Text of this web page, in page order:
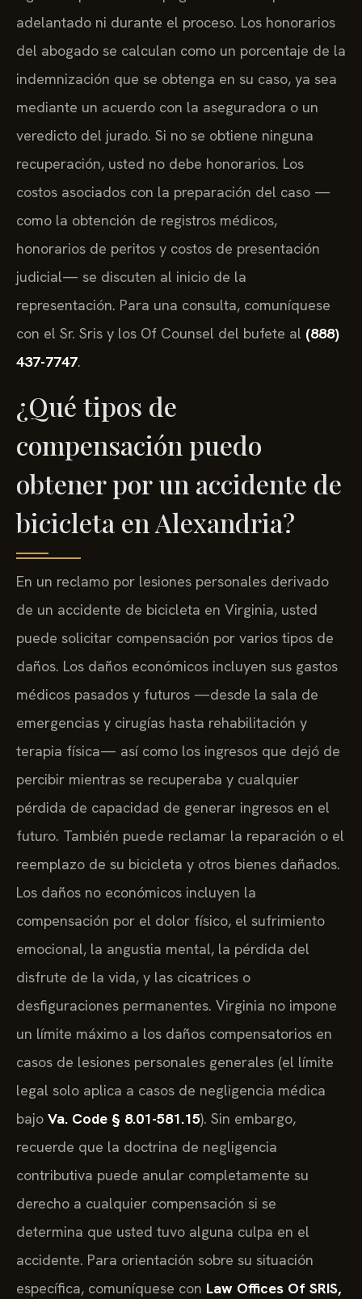
adelantado ni durante el proceso. Los honorarios
del abogado se calculan como un porcentaje de la
indemnización que se obtenga en su caso, ya sea
mediante un acuerdo con la aseguradora o un
veredicto del jurado. Si no se obtiene ninguna
recuperación, usted no debe honorarios. Los
costos asociados con la preparación del caso —
como la obtención de registros médicos,
honorarios de peritos y costos de presentación
judicial— se discuten al inicio de la
representación. Para una consulta, comuníquese
con el Sr. Sris y los Of Counsel del bufete al (888)
437-7747.
¿Qué tipos de
compensación puedo
obtener por un accidente de
bicicleta en Alexandria?
En un reclamo por lesiones personales derivado
de un accidente de bicicleta en Virginia, usted
puede solicitar compensación por varios tipos de
daños. Los daños económicos incluyen sus gastos
médicos pasados y futuros —desde la sala de
emergencias y cirugías hasta rehabilitación y
terapia física— así como los ingresos que dejó de
percibir mientras se recuperaba y cualquier
pérdida de capacidad de generar ingresos en el
futuro. También puede reclamar la reparación o el
reemplazo de su bicicleta y otros bienes dañados.
Los daños no económicos incluyen la
compensación por el dolor físico, el sufrimiento
emocional, la angustia mental, la pérdida del
disfrute de la vida, y las cicatrices o
desfiguraciones permanentes. Virginia no impone
un límite máximo a los daños compensatorios en
casos de lesiones personales generales (el límite
legal solo aplica a casos de negligencia médica
bajo Va. Code § 8.01-581.15). Sin embargo,
recuerde que la doctrina de negligencia
contributiva puede anular completamente su
derecho a cualquier compensación si se
determina que usted tuvo alguna culpa en el
accidente. Para orientación sobre su situación
específica, comuníquese con Law Offices Of SRIS,